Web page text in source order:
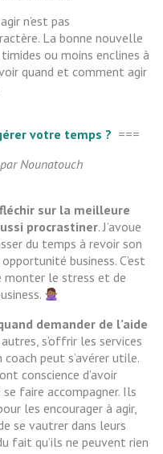
n’est pas
La bonne nouvelle
ou moins enclines à
quand et comment agir
votre temps ? ===
Nounatouch
sur la meilleure
procrastiner. J’avoue
du temps à revoir son
business. C’est
monter le stress et de
demander de l’aide
s’offrir les services
coach peut s’avérer utile.
conscience d’avoir
faire accompagner. Ils
les encourager à agir,
se vautrer dans leurs
fait qu’ils ne peuvent rien